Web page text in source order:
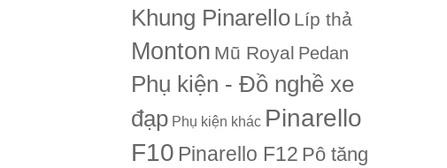
Khung Pinarello Líp thả
Monton Mũ Royal Pedan
Phụ kiện - Đồ nghề xe
đạp Phụ kiện khác Pinarello
F10 Pinarello F12 Pô tăng